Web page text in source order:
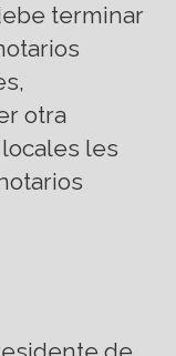
terminar
otra
les